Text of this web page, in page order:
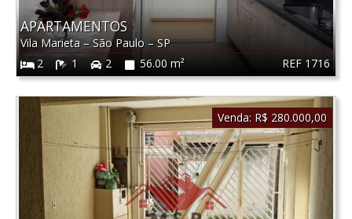
REF 1716
APARTAMENTOS
Vila Marieta–São Paulo –SP
2
1 2 56.00 m²
Venda: R$ 280.000,00